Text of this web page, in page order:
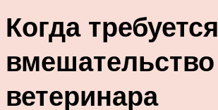
Когда требуется
вмешательство
ветеринара